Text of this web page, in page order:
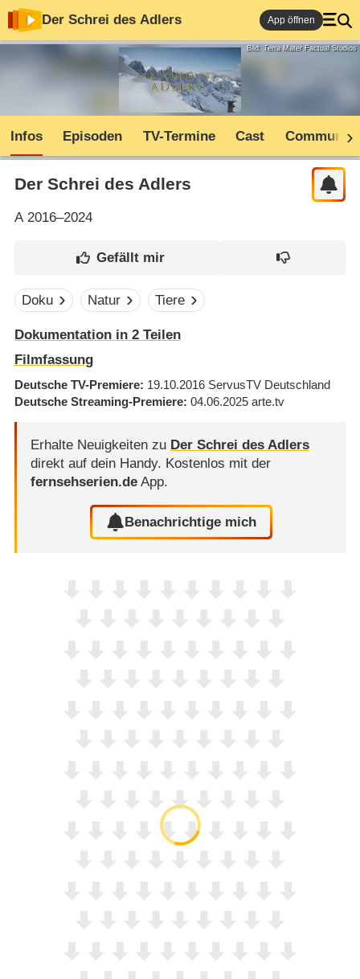
Der Schrei des Adlers App öffnen
Bild: Terra Mater Factual Studios
Infos Episoden TV-Termine Cast Community
Der Schrei des Adlers
A2016–2024
Doku Natur Tiere
Dokumentation in 2 Teilen
Filmfassung
Deutsche TV-Premiere 19.10.2016 ServusTV Deutschland
Deutsche Streaming-Premiere 04.06.2025 arte.tv
Erhalte Neuigkeiten zu Der Schrei des Adlers
direkt auf dein Handy. Kostenlos mit der
fernsehserien.deApp.
Benachrichtige mich